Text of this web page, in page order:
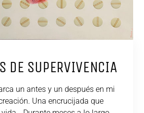
DE SUPERVIVENCIA
un antes y un después en mi
Una encrucijada que